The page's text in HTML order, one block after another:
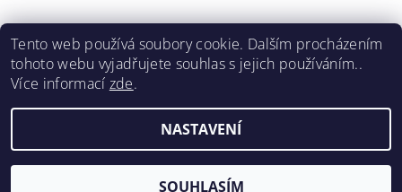
Shoptet.cz
2026 ©MILFA GLASS, všechna práva vyhrazenaUpravit nastavení cookies
Vytvořil Shoptet
Tento web používá soubory cookie. Dalším procházením
tohoto webu vyjadřujete souhlas s jejich používáním..
Více informací zde.
NASTAVENÍ
SOUHLASÍM